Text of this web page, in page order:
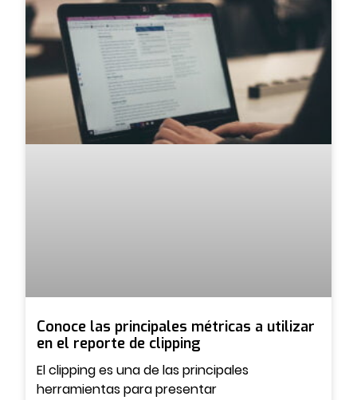
Conoce las principales métricas a utilizar
en el reporte de clipping
El clipping es una de las principales
herramientas para presentar